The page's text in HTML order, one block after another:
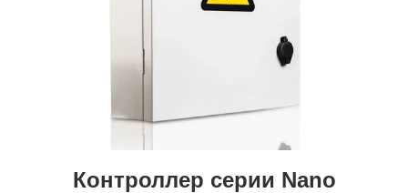
Контроллер серии Nano